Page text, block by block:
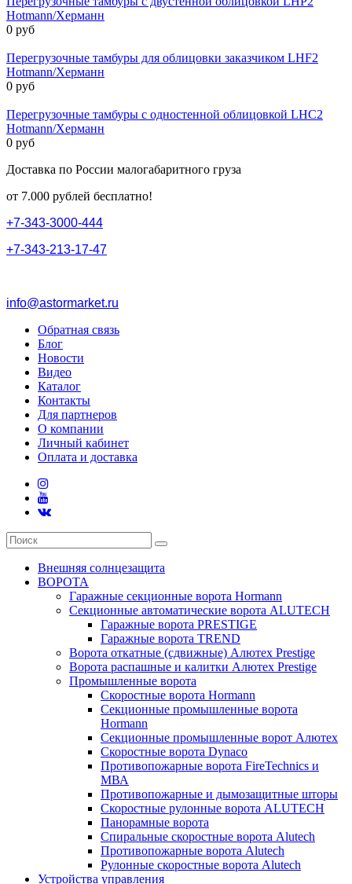
Hotmann/Херманн
0 руб
Перегрузочные тамбуры для облицовки заказчиком LHF2
Hotmann/Херманн
0 руб
Перегрузочные тамбуры с одностенной облицовкой LHC2
Hotmann/Херманн
0 руб
Доставка по России малогабаритного груза
от 7.000 рублей бесплатно!
+7-343-3000-444
+7-343-213-17-47
info@astormarket.ru
Обратная связь
Блог
Новости
Видео
Каталог
Контакты
Для партнеров
О компании
Личный кабинет
Оплата и доставка
Внешняя солнцезащита
ВОРОТА
Гаражные секционные ворота Hormann
Секционные автоматические ворота ALUTECH
Гаражные ворота PRESTIGE
Гаражные ворота TREND
Ворота откатные (сдвижные) Алютех Prestige
Ворота распашные и калитки Алютех Prestige
Промышленные ворота
Скоростные ворота Hormann
Секционные промышленные ворота
Hormann
Секционные промышленные ворот Алютех
Скоростные ворота Dynaco
Противопожарные ворота FireTechnics и
МВА
Противопожарные и дымозащитные шторы
Скоростные рулонные ворота ALUTECH
Панорамные ворота
Спиральные скоростные ворота Alutech
Противопожарные ворота Alutech
Рулонные скоростные ворота Alutech
Устройства управления